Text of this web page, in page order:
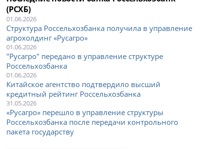
(РСХБ)
01.06.2026
Структура Россельхозбанка получила в управление
агрохолдинг «Русагро»
01.06.2026
"Русагро" передано в управление структуре
Россельхозбанка
01.06.2026
Китайское агентство подтвердило высший
кредитный рейтинг Россельхозбанка
31.05.2026
«Русагро» перешло в управление структуры
Россельхозбанка после передачи контрольного
пакета государству